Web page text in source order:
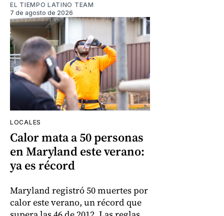
EL TIEMPO LATINO TEAM
7 de agosto de 2026
LOCALES
Calor mata a 50 personas
en Maryland este verano:
ya es récord
Maryland registró 50 muertes por
calor este verano, un récord que